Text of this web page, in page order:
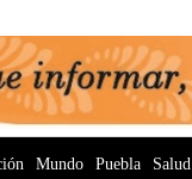
Mundo Puebla Salud